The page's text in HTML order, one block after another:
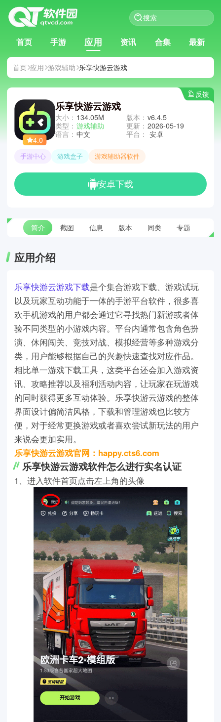
首页 手游 应用 资讯 合集 最新
首页 应用 游戏辅助 乐享快游云游戏
反馈
4.0
乐享快游云游戏
大小： 134.05M
类型： 游戏辅助
语言： 中文
版本： v6.4.5
更新： 2026-05-19
平台： 安卓
手游中心 游戏盒子 游戏辅助器软件
安卓下载
简介 截图 信息 版本 同类 专题
应用介绍
乐享快游云游戏下载是个集合游戏下载、游戏试玩
以及玩家互动功能于一体的手游平台软件，很多喜
欢手机游戏的用户都会通过它寻找热门新游或者体
验不同类型的小游戏内容。平台内通常包含角色扮
演、休闲闯关、竞技对战、模拟经营等多种游戏分
类，用户能够根据自己的兴趣快速查找对应作品。
相比单一游戏下载工具，这类平台还会加入游戏资
讯、攻略推荐以及福利活动内容，让玩家在玩游戏
的同时获得更多互动体验。乐享快游云游戏的整体
界面设计偏简洁风格，下载和管理游戏也比较方
便，对于经常更换游戏或者喜欢尝试新玩法的用户
来说会更加实用。
乐享快游云游戏官网：happy.cts6.com
乐享快游云游戏软件怎么进行实名认证
1、进入软件首页点击左上角的头像